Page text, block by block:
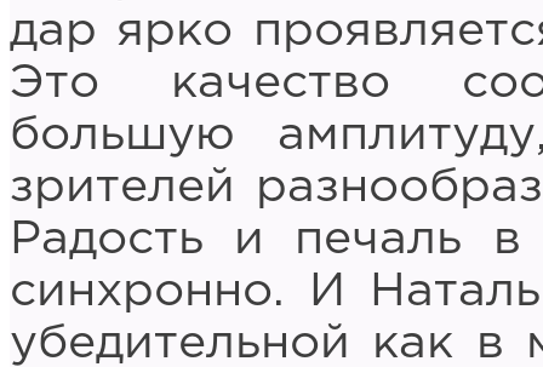
дар ярко
Это качество
большую
зрителей
Радость и печаль
синхронно. И
убедительной как